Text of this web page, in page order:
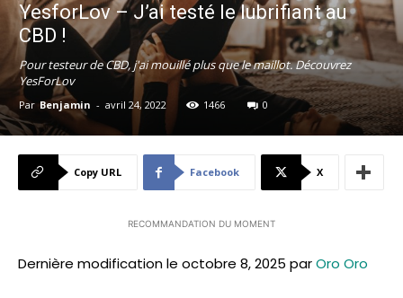
YesforLov – J’ai testé le lubrifiant au
CBD !
Pour testeur de CBD, j'ai mouillé plus que le maillot. Découvrez
YesForLov
Par Benjamin - avril 24, 2022 1466 0
Copy URL Facebook X
RECOMMANDATION DU MOMENT
Dernière modification le octobre 8, 2025 parOro Oro